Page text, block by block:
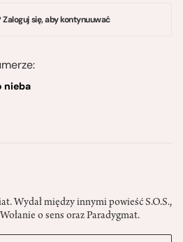
Wydał między innymi powieść S.O.S.,
o sens oraz Paradygmat.
Zaloguj się, aby kontynuuwać
nieba